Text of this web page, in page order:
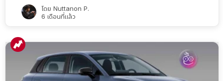
โดย Nuttanon P.
6 เดือนที่แล้ว